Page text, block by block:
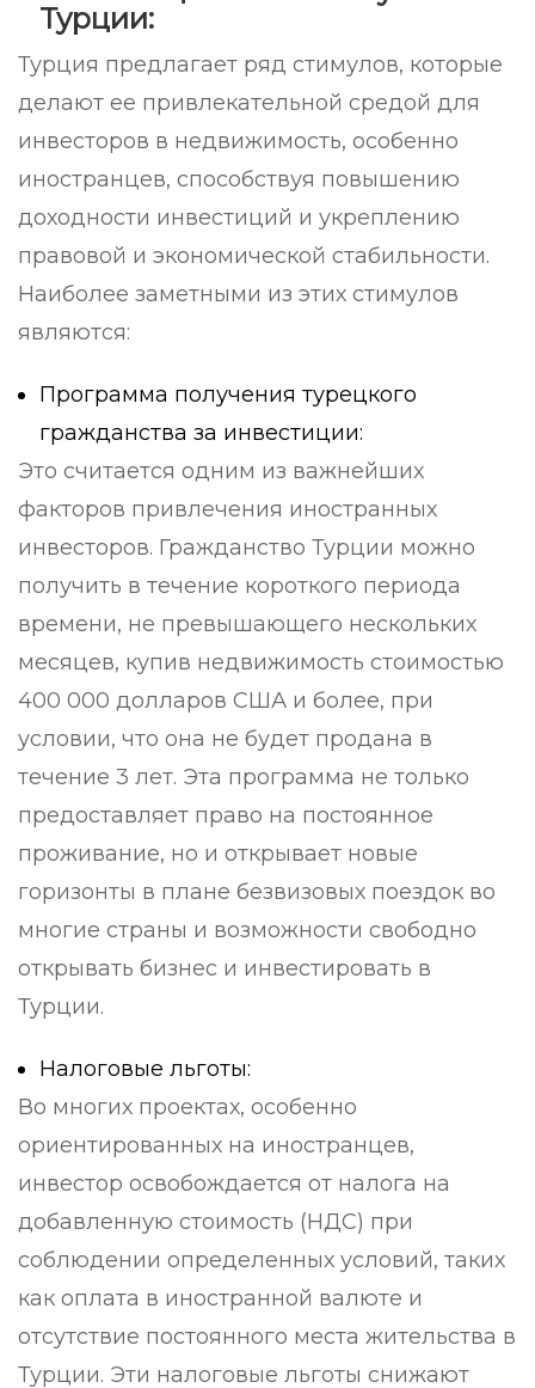
Турции:
Турция предлагает ряд стимулов, которые
делают ее привлекательной средой для
инвесторов в недвижимость, особенно
иностранцев, способствуя повышению
доходности инвестиций и укреплению
правовой и экономической стабильности.
Наиболее заметными из этих стимулов
являются:
Программа получения турецкого
гражданства за инвестиции:
Это считается одним из важнейших
факторов привлечения иностранных
инвесторов. Гражданство Турции можно
получить в течение короткого периода
времени, не превышающего нескольких
месяцев, купив недвижимость стоимостью
400 000 долларов США и более, при
условии, что она не будет продана в
течение 3 лет. Эта программа не только
предоставляет право на постоянное
проживание, но и открывает новые
горизонты в плане безвизовых поездок во
многие страны и возможности свободно
открывать бизнес и инвестировать в
Турции.
Налоговые льготы:
Во многих проектах, особенно
ориентированных на иностранцев,
инвестор освобождается от налога на
добавленную стоимость (НДС) при
соблюдении определенных условий, таких
как оплата в иностранной валюте и
отсутствие постоянного места жительства в
Турции. Эти налоговые льготы снижают